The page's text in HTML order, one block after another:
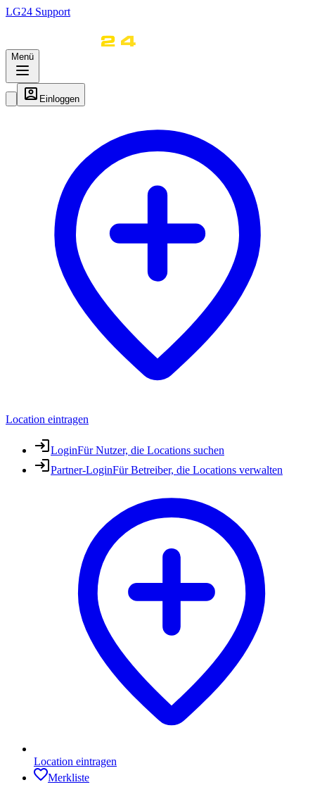
LG24 Support
Menü
Einloggen
Location eintragen
LoginFür Nutzer, die Locations suchen
Partner-LoginFür Betreiber, die Locations verwalten
Location eintragen
Merkliste